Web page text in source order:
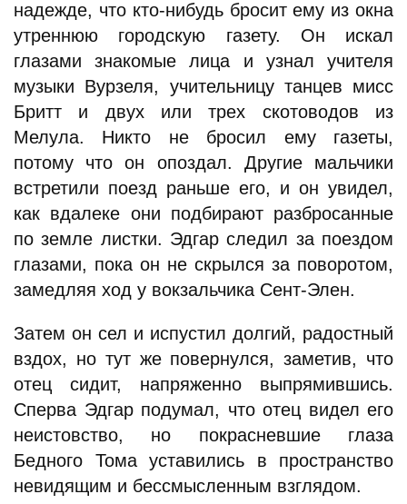
надежде, что кто-нибудь бросит ему из окна
утреннюю городскую газету. Он искал
глазами знакомые лица и узнал учителя
музыки Вурзеля, учительницу танцев мисс
Бритт и двух или трех скотоводов из
Мелула. Никто не бросил ему газеты,
потому что он опоздал. Другие мальчики
встретили поезд раньше его, и он увидел,
как вдалеке они подбирают разбросанные
по земле листки. Эдгар следил за поездом
глазами, пока он не скрылся за поворотом,
замедляя ход у вокзальчика Сент-Элен.
Затем он сел и испустил долгий, радостный
вздох, но тут же повернулся, заметив, что
отец сидит, напряженно выпрямившись.
Сперва Эдгар подумал, что отец видел его
неистовство, но покрасневшие глаза
Бедного Тома уставились в пространство
невидящим и бессмысленным взглядом.